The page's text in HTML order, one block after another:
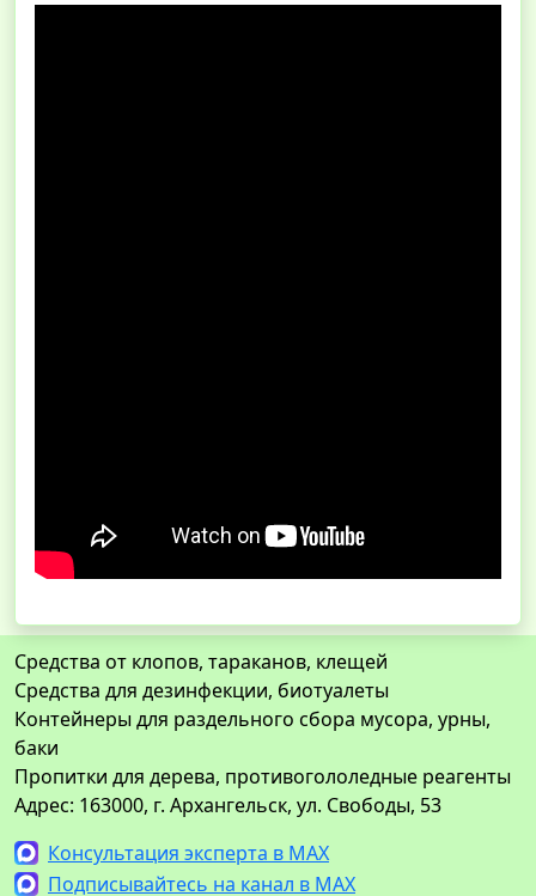
Средства от клопов, тараканов, клещей
Средства для дезинфекции, биотуалеты
Контейнеры для раздельного сбора мусора, урны,
баки
Пропитки для дерева, противогололедные реагенты
Адрес: 163000, г. Архангельск, ул. Свободы, 53
Консультация эксперта в MAX
Подписывайтесь на канал в MAX